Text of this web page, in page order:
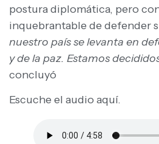
postura diplomática, pero
inquebrantable de defender
nuestro país se levanta en
y de la paz. Estamos
concluyó
Escuche el audio aquí.